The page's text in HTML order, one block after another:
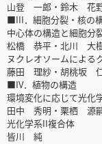
山登 一郎・鈴木 花
■III．細胞分裂・核の
中心体の構造と細胞分
松橋 恭平・北川 大
ヌクレオソームによる
藤田 理紗・胡桃坂
■IV．植物の構造
環境変化に応じて光化
田中 秀明・栗栖 源
光化学系II複合体
皆川 純